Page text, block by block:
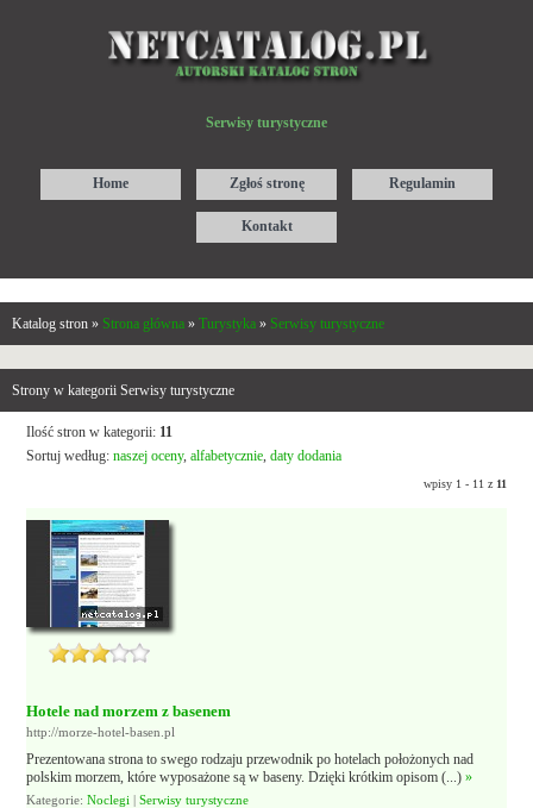
Serwisy turystyczne
Home Zgłoś stronę Regulamin
Kontakt
Katalog stron » Strona główna » Turystyka » Serwisy turystyczne
Strony w kategorii Serwisy turystyczne
Ilość stron w kategorii: 11
Sortuj według:naszej oceny,alfabetycznie ,daty dodania
wpisy 1 - 11 z 11
Hotele nad morzem z basenem
http://morze-hotel-basen.pl
Prezentowana strona to swego rodzaju przewodnik po hotelach położonych nad
polskim morzem, które wyposażone są w baseny. Dzięki krótkim opisom (...)»
Kategorie:Noclegi |Serwisy turystyczne